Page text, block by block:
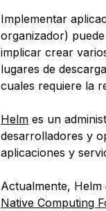
Implementar
organizador)
implicar crear
lugares de
cuales requiere la
Helmes un
desarrolladores y
aplicaciones y
Actualmente,
Native Computing